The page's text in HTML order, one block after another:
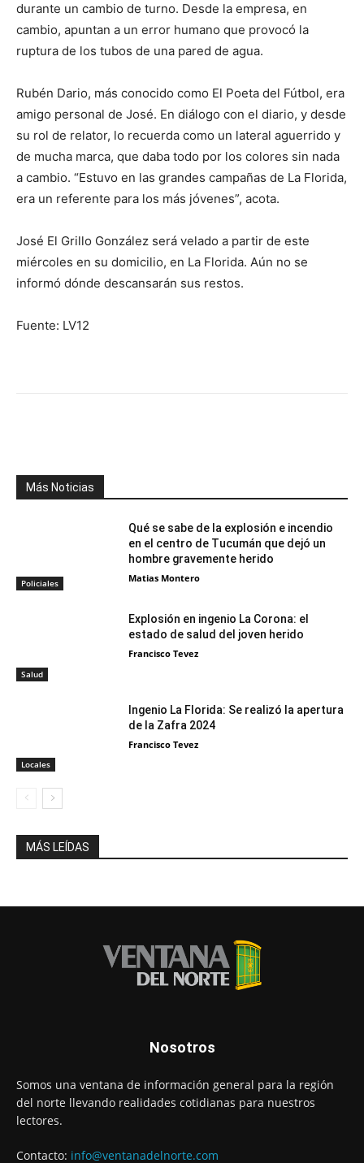
durante un cambio de turno. Desde la empresa, en
cambio, apuntan a un error humano que provocó la
ruptura de los tubos de una pared de agua.
Rubén Dario, más conocido como El Poeta del Fútbol, era
amigo personal de José. En diálogo con el diario, y desde
su rol de relator, lo recuerda como un lateral aguerrido y
de mucha marca, que daba todo por los colores sin nada
a cambio. “Estuvo en las grandes campañas de La Florida,
era un referente para los más jóvenes”, acota.
José El Grillo González será velado a partir de este
miércoles en su domicilio, en La Florida. Aún no se
informó dónde descansarán sus restos.
Fuente: LV12
Más Noticias
Policiales
Qué se sabe de la explosión e incendio
en el centro de Tucumán que dejó un
hombre gravemente herido
Matias Montero
Salud
Explosión en ingenio La Corona: el
estado de salud del joven herido
Francisco Tevez
Locales
Ingenio La Florida: Se realizó la apertura
de la Zafra 2024
Francisco Tevez
MÁS LEÍDAS
Nosotros
Somos una ventana de información general para la región
del norte llevando realidades cotidianas para nuestros
lectores.
Contacto: info@ventanadelnorte.com